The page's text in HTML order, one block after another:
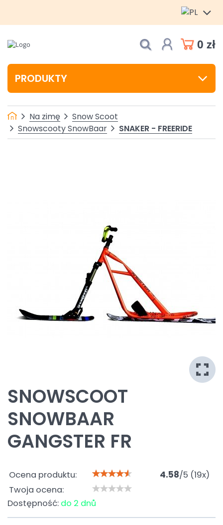
0 zł
PRODUKTY
Na zimę
Snow Scoot
Snowscooty SnowBaar
SNAKER - FREERIDE
SNOWSCOOT
SNOWBAAR
GANGSTER FR
Ocena produktu: 4.58/5 (19x)
Twoja ocena:
Dostępność: do 2 dnů